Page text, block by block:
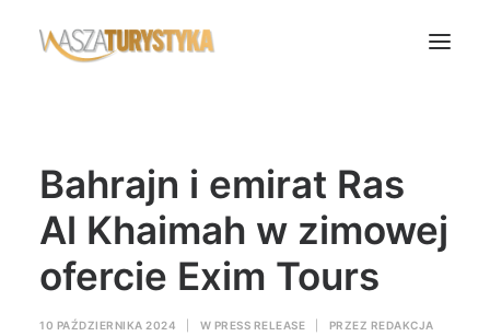
Biura podróży
Transport
Noclegi
Polska
Świat
Bahrajn i emirat Ras
Al Khaimah w zimowej
ofercie Exim Tours
10 PAŹDZIERNIKA 2024 W PRESS RELEASE PRZEZ REDAKCJA